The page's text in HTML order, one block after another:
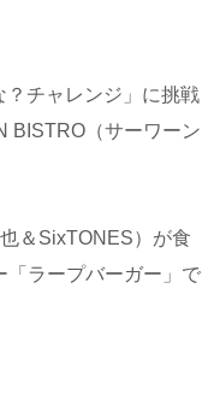
？チャレンジ」に挑戦
BISTRO（サーワーン
＆SixTONES）が食
「ラープバーガー」で